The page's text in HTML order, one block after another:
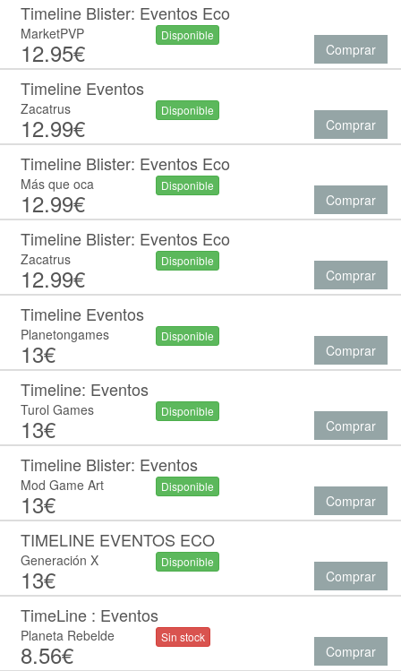
Timeline Blister: Eventos Eco
MarketPVP
12.95€
Disponible
Comprar
Timeline Eventos
Zacatrus
12.99€
Disponible
Comprar
Timeline Blister: Eventos Eco
Más que oca
12.99€
Disponible
Comprar
Timeline Blister: Eventos Eco
Zacatrus
12.99€
Disponible
Comprar
Timeline Eventos
Planetongames
13€
Disponible
Comprar
Timeline: Eventos
Turol Games
13€
Disponible
Comprar
Timeline Blister: Eventos
Mod Game Art
13€
Disponible
Comprar
TIMELINE EVENTOS ECO
Generación X
13€
Disponible
Comprar
TimeLine : Eventos
Planeta Rebelde
8.56€
Sin stock
Comprar